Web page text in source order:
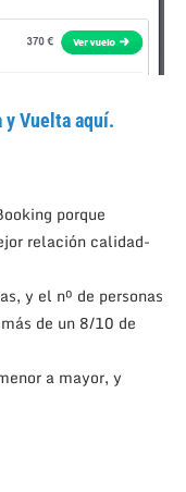
y Vuelta aquí.
porque
relación calidad-
y el nº de personas
de un 8/10 de
a mayor, y